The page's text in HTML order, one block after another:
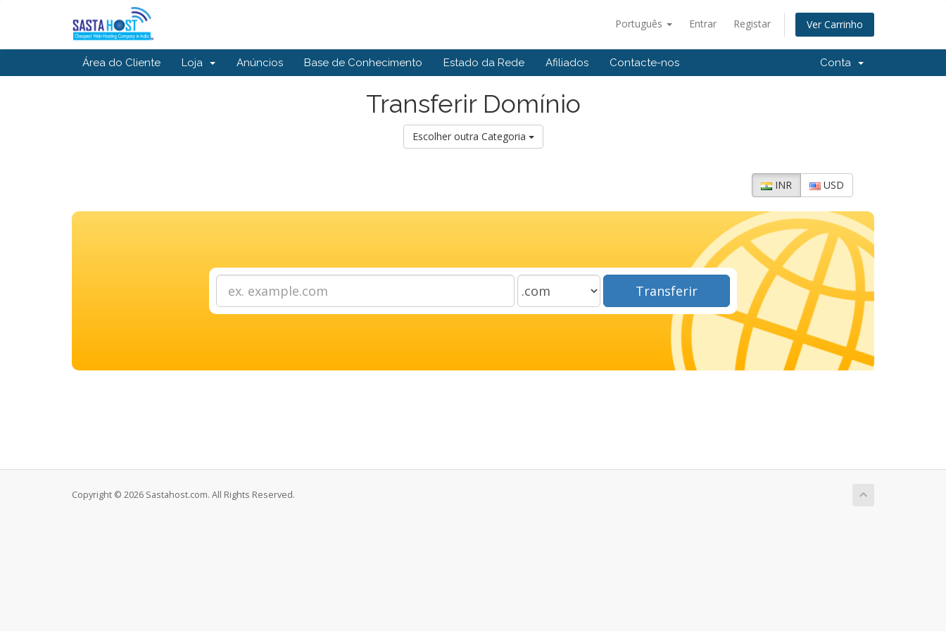
Português Entrar Registar Ver Carrinho
Área do Cliente Loja Anúncios Base de Conhecimento Estado da Rede Afiliados Contacte-nos Conta
Transferir Domínio
Escolher outra Categoria
INR USD
Transferir
Copyright © 2026 Sastahost.com. All Rights Reserved.